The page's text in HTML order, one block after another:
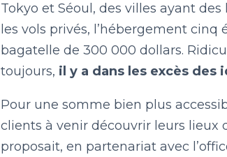
Tokyo et Séoul, des villes ayant
les vols privés, l’hébergement cinq
bagatelle de 300 000 dollars.
toujours, il y a dans les excès des
Pour une somme bien plus
clients à venir découvrir leurs lieux
proposait, en partenariat avec